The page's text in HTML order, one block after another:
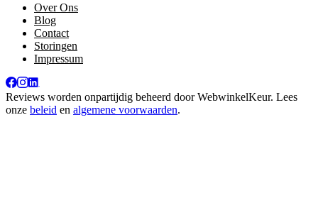
Over Ons
Blog
Contact
Storingen
Impressum
Reviews worden onpartijdig beheerd doorWebwinkelKeur. Lees
onze beleid en algemene voorwaarden.